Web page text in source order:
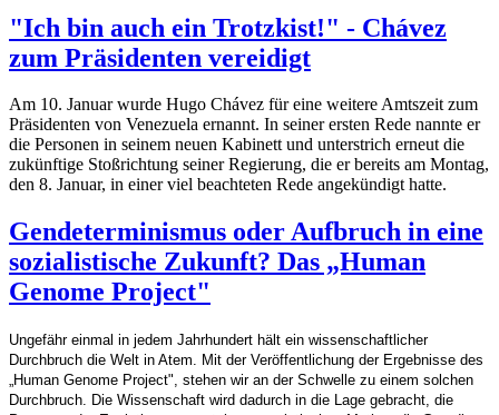
"Ich bin auch ein Trotzkist!" - Chávez
zum Präsidenten vereidigt
Am 10. Januar wurde Hugo Chávez für eine weitere Amtszeit zum
Präsidenten von Venezuela ernannt. In seiner ersten Rede nannte er
die Personen in seinem neuen Kabinett und unterstrich erneut die
zukünftige Stoßrichtung seiner Regierung, die er bereits am Montag,
den 8. Januar, in einer viel beachteten Rede angekündigt hatte.
Gendeterminismus oder Aufbruch in eine
sozialistische Zukunft? Das „Human
Genome Project"
Ungefähr einmal in jedem Jahrhundert hält ein wissenschaftlicher
Durchbruch die Welt in Atem. Mit der Veröffentlichung der Ergebnisse des
„Human Genome Project", stehen wir an der Schwelle zu einem solchen
Durchbruch. Die Wissenschaft wird dadurch in die Lage gebracht, die